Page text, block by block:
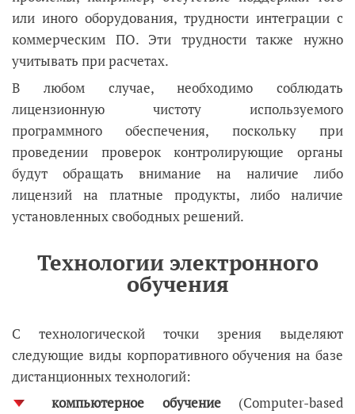
или иного оборудования, трудности интеграции с
коммерческим ПО. Эти трудности также нужно
учитывать при расчетах.
В любом случае, необходимо соблюдать
лицензионную чистоту используемого
программного обеспечения, поскольку при
проведении проверок контролирующие органы
будут обращать внимание на наличие либо
лицензий на платные продукты, либо наличие
установленных свободных решений.
Технологии электронного
обучения
С технологической точки зрения выделяют
следующие виды корпоративного обучения на базе
дистанционных технологий:
компьютерное обучение(Computer-based